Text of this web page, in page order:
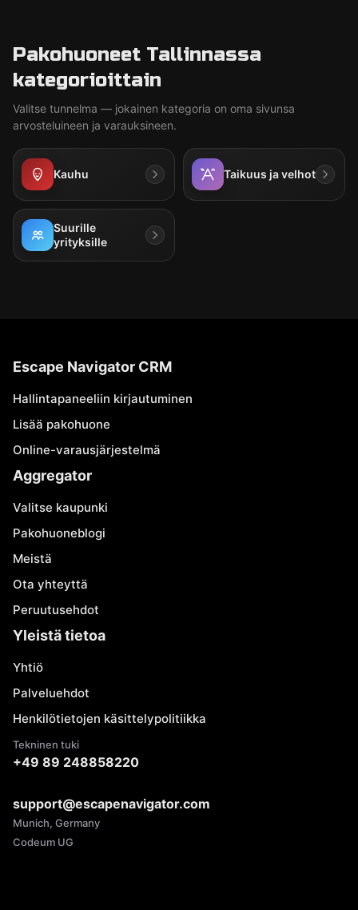
Pakohuoneet Tallinnassa
kategorioittain
Valitse tunnelma — jokainen kategoria on oma sivunsa
arvosteluineen ja varauksineen.
Kauhu Taikuus ja velhot
Suurille
yrityksille
Escape Navigator CRM
Hallintapaneeliin kirjautuminen
Lisää pakohuone
Online-varausjärjestelmä
Aggregator
Valitse kaupunki
Pakohuoneblogi
Meistä
Ota yhteyttä
Peruutusehdot
Yleistä tietoa
Yhtiö
Palveluehdot
Henkilötietojen käsittelypolitiikka
Tekninen tuki
+49 89 248858220
support@escapenavigator.com
Munich, Germany
Codeum UG